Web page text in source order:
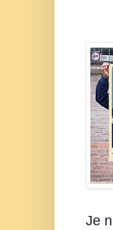
Je